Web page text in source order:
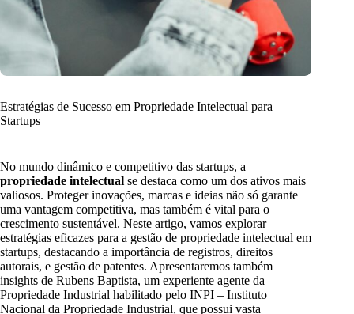
Estratégias de Sucesso em Propriedade Intelectual para
Startups
No mundo dinâmico e competitivo das startups, a
propriedade intelectual se destaca como um dos ativos mais
valiosos. Proteger inovações, marcas e ideias não só garante
uma vantagem competitiva, mas também é vital para o
crescimento sustentável. Neste artigo, vamos explorar
estratégias eficazes para a gestão de propriedade intelectual em
startups, destacando a importância de registros, direitos
autorais, e gestão de patentes. Apresentaremos também
insights de Rubens Baptista, um experiente agente da
Propriedade Industrial habilitado pelo INPI – Instituto
Nacional da Propriedade Industrial, que possui vasta